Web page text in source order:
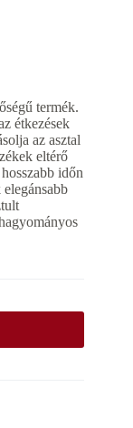
termék.
étkezések
az asztal
eltérő
időn